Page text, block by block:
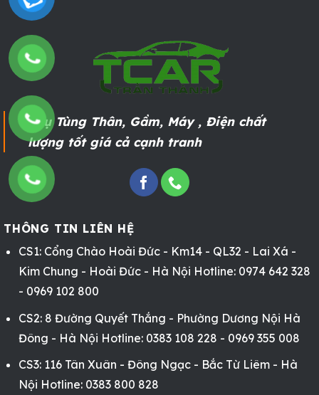
Phụ Tùng Thân, Gầm, Máy , Điện chất
lượng tốt giá cả cạnh tranh
THÔNG TIN LIÊN HỆ
CS1: Cổng Chào Hoài Đức - Km14 - QL32 - Lai Xá -
Kim Chung - Hoài Đức - Hà Nội Hotline: 0974 642 328
- 0969 102 800
CS2: 8 Đường Quyết Thắng - Phường Dương Nội Hà
Đông - Hà Nội Hotline: 0383 108 228 - 0969 355 008
CS3: 116 Tân Xuân - Đông Ngạc - Bắc Từ Liêm - Hà
Nội Hotline: 0383 800 828